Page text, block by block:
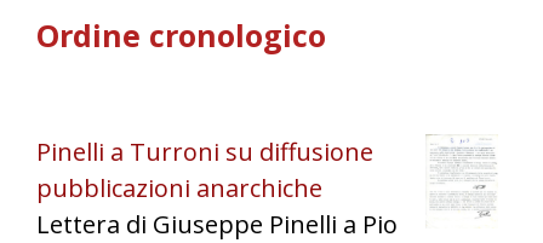
Ordine cronologico
Pinelli a Turroni su diffusione
pubblicazioni anarchiche
Lettera di Giuseppe Pinelli a Pio